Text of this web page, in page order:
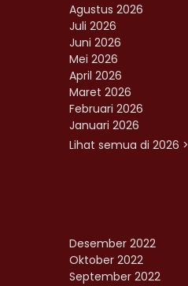
Agustus 2026
Juli 2026
Juni 2026
Mei 2026
April 2026
Maret 2026
Februari 2026
Januari 2026
Lihat semua di 2026 >
Desember 2022
Oktober 2022
September 2022